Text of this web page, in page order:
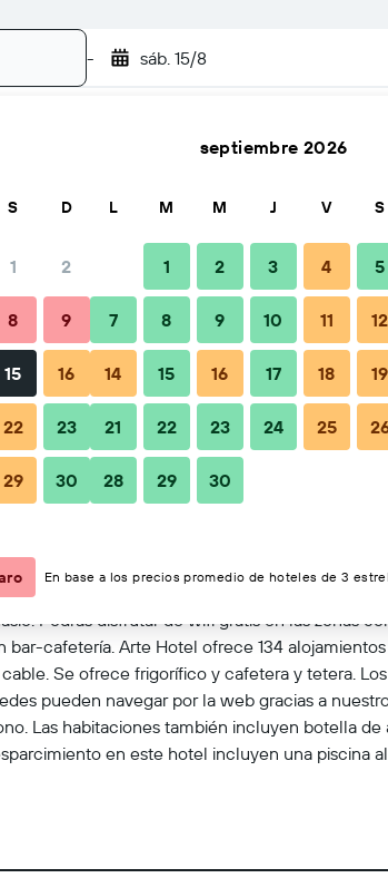
- sáb. 15/8
frecuentes Alojamientos cercanos
Podrás disfrutar de wifi gratis en las zonas
cafetería. Arte Hotel ofrece 134
Se ofrece frigorífico y cafetera y tetera.
pueden navegar por la web gracias a
Las habitaciones también incluyen botella
en este hotel incluyen una piscina
S D
1 2
8 9
15 16
22 23
29 30
septiembre 2026
L M M J V S
1 2 3 4 5
7 8 9 10 11 12
14 15 16 17 18 19
21 22 23 24 25
28 29 30
En base a los precios promedio de hoteles de 3